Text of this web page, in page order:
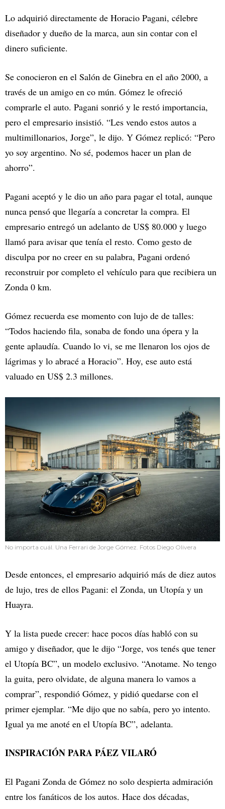
Lo adquirió directamente de Horacio Pagani, célebre
diseñador y dueño de la marca, aun sin contar con el
dinero suficiente.
Se conocieron en el Salón de Ginebra en el año 2000, a
través de un amigo en co mún. Gómez le ofreció
comprarle el auto. Pagani sonrió y le restó importancia,
pero el empresario insistió. “Les vendo estos autos a
multimillonarios, Jorge”, le dijo. Y Gómez replicó: “Pero
yo soy argentino. No sé, podemos hacer un plan de
ahorro”.
Pagani aceptó y le dio un año para pagar el total, aunque
nunca pensó que llegaría a concretar la compra. El
empresario entregó un adelanto de US$ 80.000 y luego
llamó para avisar que tenía el resto. Como gesto de
disculpa por no creer en su palabra, Pagani ordenó
reconstruir por completo el vehículo para que recibiera un
Zonda 0 km.
Gómez recuerda ese momento con lujo de de talles:
“Todos haciendo fila, sonaba de fondo una ópera y la
gente aplaudía. Cuando lo vi, se me llenaron los ojos de
lágrimas y lo abracé a Horacio”. Hoy, ese auto está
valuado en US$ 2.3 millones.
No importa cuál. Una Ferrari de Jorge Gómez. Fotos Diego Olivera
Desde entonces, el empresario adquirió más de diez autos
de lujo, tres de ellos Pagani: el Zonda, un Utopía y un
Huayra.
Y la lista puede crecer: hace pocos días habló con su
amigo y diseñador, que le dijo “Jorge, vos tenés que tener
el Utopía BC”, un modelo exclusivo. “Anotame. No tengo
la guita, pero olvidate, de alguna manera lo vamos a
comprar”, respondió Gómez, y pidió quedarse con el
primer ejemplar. “Me dijo que no sabía, pero yo intento.
Igual ya me anoté en el Utopía BC”, adelanta.
INSPIRACIÓN PARA PÁEZ VILARÓ
El Pagani Zonda de Gómez no solo despierta admiración
entre los fanáticos de los autos. Hace dos décadas,